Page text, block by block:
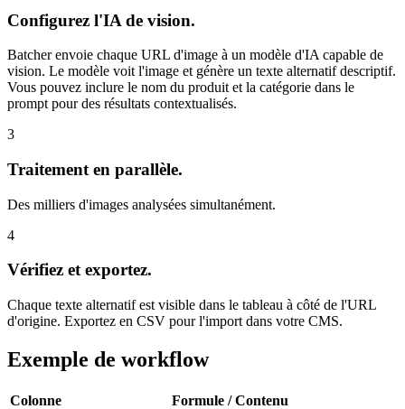
Configurez l'IA de vision.
Batcher envoie chaque URL d'image à un modèle d'IA capable de
vision. Le modèle voit l'image et génère un texte alternatif descriptif.
Vous pouvez inclure le nom du produit et la catégorie dans le
prompt pour des résultats contextualisés.
3
Traitement en parallèle.
Des milliers d'images analysées simultanément.
4
Vérifiez et exportez.
Chaque texte alternatif est visible dans le tableau à côté de l'URL
d'origine. Exportez en CSV pour l'import dans votre CMS.
Exemple de workflow
Colonne
Formule / Contenu